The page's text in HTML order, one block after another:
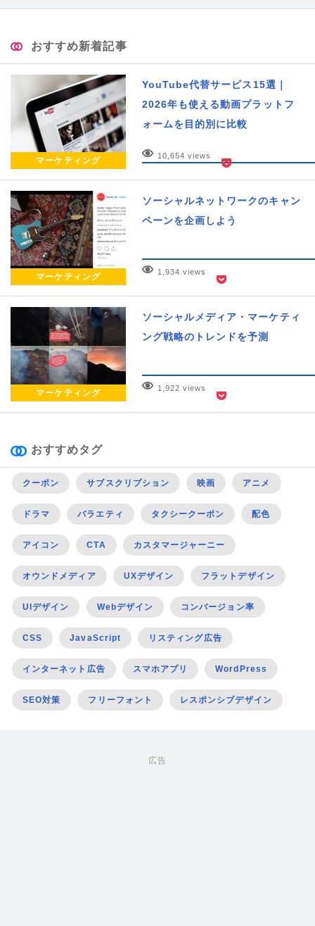
おすすめ新着記事
マーケティング
YouTube代替サービス15選｜
2026年も使える動画プラットフ
ォームを目的別に比較
10,654 views
マーケティング
ソーシャルネットワークのキャン
ペーンを企画しよう
1,934 views
マーケティング
ソーシャルメディア・マーケティ
ング戦略のトレンドを予測
1,922 views
おすすめタグ
クーポン サブスクリプション 映画 アニメ
ドラマ バラエティ タクシークーポン 配色
アイコン CTA カスタマージャーニー
オウンドメディア UXデザイン フラットデザイン
UIデザイン Webデザイン コンバージョン率
CSS JavaScript リスティング広告
インターネット広告 スマホアプリ WordPress
SEO対策 フリーフォント レスポンシブデザイン
広告